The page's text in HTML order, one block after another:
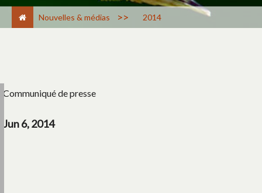
Nouvelles & médias > 2014
Communiqué de presse
Jun 6, 2014